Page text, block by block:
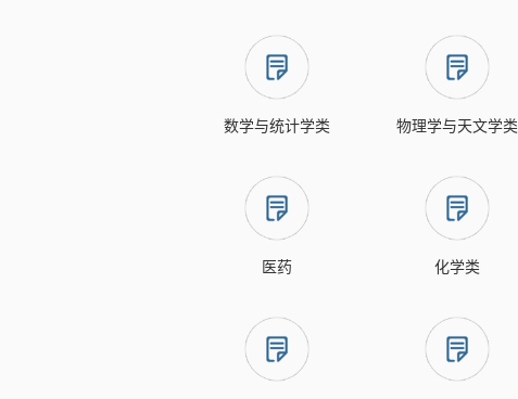
数学与统计学类 物理学与天文学类
医药 化学类